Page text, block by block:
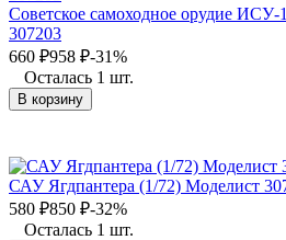
Советское самоходное орудие
307203
660 ₽958 ₽-31%
Осталась 1 шт.
В корзину
САУ Ягдпантера (1/72) Моделист
580 ₽850 ₽-32%
Осталась 1 шт.